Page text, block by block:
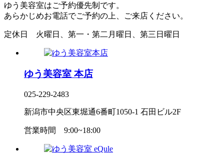
ゆう美容室はご予約優先制です。
あらかじめお電話でご予約の上、ご来店ください。
定休日 火曜日、第一・第二月曜日、第三日曜日
ゆう美容室 本店
025-229-2483
新潟市中央区東堀通6番町1050-1 石田ビル2F
営業時間 9:00~18:00